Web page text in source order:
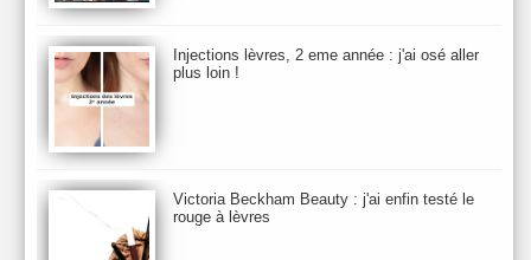
Collections Maquillage ETE 2011
Crème & Sérum
Démaquillant & Nettoyant
Dolce & Gabbana
Dr. Renaud
Ella Baché
Ellis Fraas
Essie
Estee Lauder ETE 2012 ETE 2013
ETE 2014
Evolve Eye Liner & Crayon
Injections lèvres, 2 eme année : j'ai osé aller
plus loin !
Victoria Beckham Beauty : j'ai enfin testé le
rouge à lèvres